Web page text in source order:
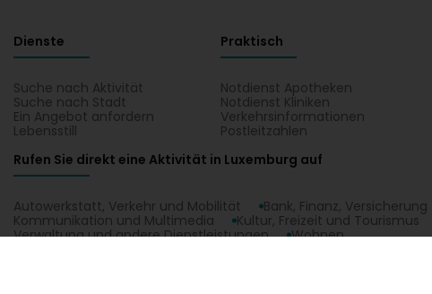
Dienste
Suche nach Aktivität
Suche nach Stadt
Ein Angebot anfordern
Lebensstill
Praktisch
Notdienst Apotheken
Notdienst Kliniken
Verkehrsinformationen
Postleitzahlen
Rufen Sie direkt eine Aktivität in Luxemburg auf
Autowerkstatt, Verkehr und Mobilität Bank, Finanz, Versicherung
Kommunikation und Multimedia
Kultur, Freizeit und Tourismus
Verwaltung und andere Dienstleistungen
Wohnen